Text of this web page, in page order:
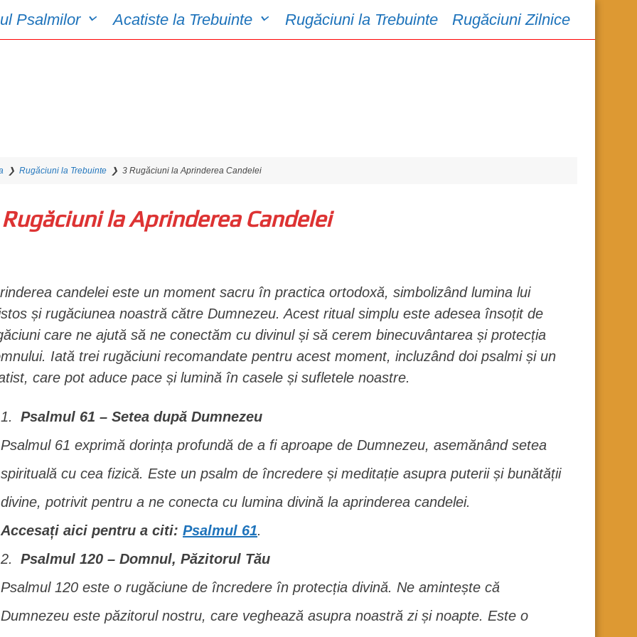
Psalmilor Acatiste la Trebuinte Rugăciuni la Trebuinte Rugăciuni Zilnice
❯Rugăciuni la Trebuinte ❯3 Rugăciuni la Aprinderea Candelei
la Aprinderea Candelei
candelei este un moment sacru în practica ortodoxă, simbolizând lumina lui
și rugăciunea noastră către Dumnezeu. Acest ritual simplu este adesea însoțit de
care ne ajută să ne conectăm cu divinul și să cerem binecuvântarea și protecția
Iată trei rugăciuni recomandate pentru acest moment, incluzând doi psalmi și un
care pot aduce pace și lumină în casele și sufletele noastre.
Psalmul 61 – Setea după Dumnezeu
Psalmul 61 exprimă dorința profundă de a fi aproape de Dumnezeu, asemănând setea
spirituală cu cea fizică. Este un psalm de încredere și meditație asupra puterii și bunătății
divine, potrivit pentru a ne conecta cu lumina divină la aprinderea candelei.
Accesați aici pentru a citi:Psalmul 61.
Psalmul 120 – Domnul, Păzitorul Tău
Psalmul 120 este o rugăciune de încredere în protecția divină. Ne amintește că
Dumnezeu este păzitorul nostru, care veghează asupra noastră zi și noapte. Este o